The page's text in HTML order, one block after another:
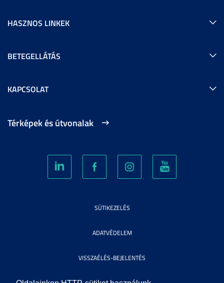
HASZNOS LINKEK
BETEGELLÁTÁS
KAPCSOLAT
Térképek és útvonalak
SÜTIKEZELÉS
ADATVÉDELEM
VISSZAÉLÉS-BEJELENTÉS